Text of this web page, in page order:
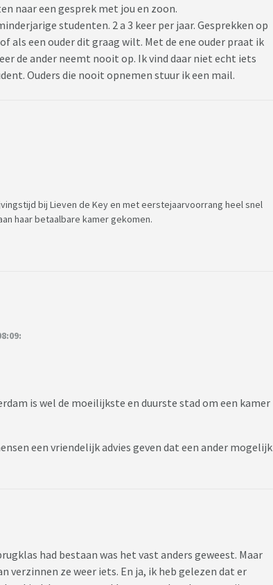
naar een gesprek met jou en zoon.
studenten. 2 a 3 keer per jaar. Gesprekken op
als een ouder dit graag wilt. Met de ene ouder praat ik
de ander neemt nooit op. Ik vind daar niet echt iets
Ouders die nooit opnemen stuur ik een mail.
bij Lieven de Key en met eerstejaarvoorrang heel snel
haar betaalbare kamer gekomen.
is wel de moeilijkste en duurste stad om een kamer
een vriendelijk advies geven dat een ander mogelijk
had bestaan was het vast anders geweest. Maar
verzinnen ze weer iets. En ja, ik heb gelezen dat er